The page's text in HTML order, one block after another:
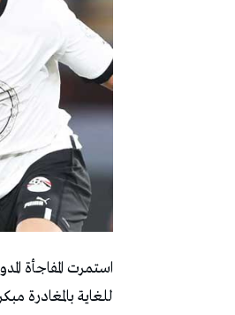
استمرت المفاجأة
للغاية بالمغادرة